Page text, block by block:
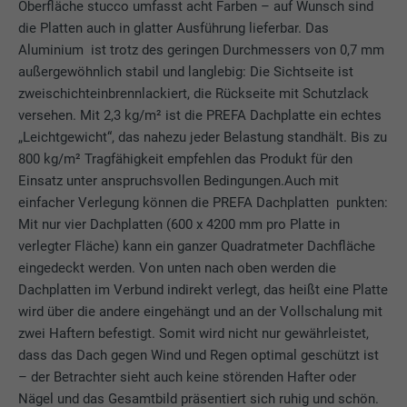
Oberfläche stucco umfasst acht Farben – auf Wunsch sind
die Platten auch in glatter Ausführung lieferbar. Das
Aluminium ist trotz des geringen Durchmessers von 0,7 mm
außergewöhnlich stabil und langlebig: Die Sichtseite ist
zweischichteinbrennlackiert, die Rückseite mit Schutzlack
versehen. Mit 2,3 kg/m² ist die PREFA Dachplatte ein echtes
„Leichtgewicht“, das nahezu jeder Belastung standhält. Bis zu
800 kg/m² Tragfähigkeit empfehlen das Produkt für den
Einsatz unter anspruchsvollen Bedingungen.Auch mit
einfacher Verlegung können die PREFA Dachplatten punkten:
Mit nur vier Dachplatten (600 x 4200 mm pro Platte in
verlegter Fläche) kann ein ganzer Quadratmeter Dachfläche
eingedeckt werden. Von unten nach oben werden die
Dachplatten im Verbund indirekt verlegt, das heißt eine Platte
wird über die andere eingehängt und an der Vollschalung mit
zwei Haftern befestigt. Somit wird nicht nur gewährleistet,
dass das Dach gegen Wind und Regen optimal geschützt ist
– der Betrachter sieht auch keine störenden Hafter oder
Nägel und das Gesamtbild präsentiert sich ruhig und schön.
Zweck
Questo cookie memorizza la vostra
sessione attuale con riferimento alle
applicazioni PHP e garantisce così che
tutte le funzioni della pagina che si basano
sul linguaggio di programmazione PHP
possano essere visualizzate in modo
completo.
Name cookie_optin
Anbieter Sgalinski
Laufzeit 12 mesi
Zweck
Questo cookie è essenziale per il
funzionamento dell’estensione opt-in dei
cookie. Deve essere salvato per riconoscere
i gruppi di coockie che sono stati accettati
dall’utente.
verbessern.
Name _ga
Anbieter Google Universal Analytics
Laufzeit 2 Jahre
Zweck
Registriert eine eindeutige ID, die verwendet
wird, um statistische Daten dazu, wieder
Besucher die Website nutzt, zu generieren.
Name _gat
Anbieter Google Analytics
Laufzeit 1 Tag
Wird von Google Analytics verwendet, um
Cookie-Informationen anzeigen
MARKETING & EXTERNE MEDIEN (INKL. US-DIENSTE)
"Marketing & externe Medien (inkl. US-Dienste)"-Cookies
werden von Werbetreibenden (Drittanbietern) verwendet, um
personalisierte Werbung anzuzeigen. Sie tun dies, indem sie
Besucher über Websites hinweg beobachten. Wenn diese
Cookies akzeptiert werden, bedarf der Zugriff auf Inhalte von
Videoplattformen und Social-Media-Plattformen keiner
manuellen Einwilligung mehr.
Name NID
Anbieter Google
Laufzeit 6 Monate
Dieses Cookie enthält eine eindeutige ID,
Cookie-Informationen anzeigen